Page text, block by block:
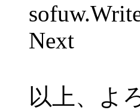
Next
以上、よ